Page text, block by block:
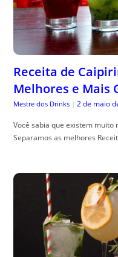
Receita de
Melhores e Mais
Mestre dos Drinks | 2 de maio
Você sabia que existem muito
Separamos as melhores